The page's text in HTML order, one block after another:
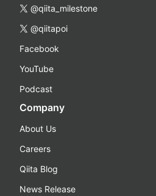
@qiita_milestone
@qiitapoi
Facebook
YouTube
Podcast
Company
About Us
Careers
Qiita Blog
News Release